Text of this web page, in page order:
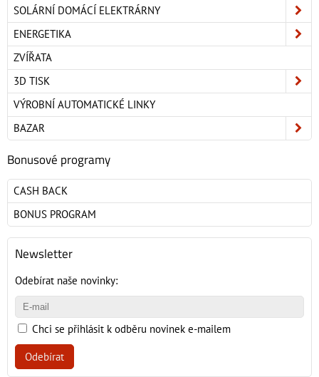
SOLÁRNÍ DOMÁCÍ ELEKTRÁRNY
ENERGETIKA
ZVÍŘATA
3D TISK
VÝROBNÍ AUTOMATICKÉ LINKY
BAZAR
Bonusové programy
CASH BACK
BONUS PROGRAM
Newsletter
Odebírat naše novinky:
Chci se přihlásit k odběru novinek e-mailem
Odebírat